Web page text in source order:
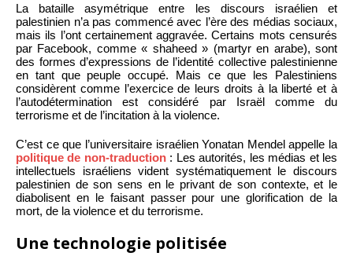
La bataille asymétrique entre les discours israélien et
palestinien n’a pas commencé avec l’ère des médias sociaux,
mais ils l’ont certainement aggravée. Certains mots censurés
par Facebook, comme « shaheed » (martyr en arabe), sont
des formes d’expressions de l’identité collective palestinienne
en tant que peuple occupé. Mais ce que les Palestiniens
considèrent comme l’exercice de leurs droits à la liberté et à
l’autodétermination est considéré par Israël comme du
terrorisme et de l’incitation à la violence.
C’est ce que l’universitaire israélien Yonatan Mendel appelle la
politique de non-traduction: Les autorités, les médias et les
intellectuels israéliens vident systématiquement le discours
palestinien de son sens en le privant de son contexte, et le
diabolisent en le faisant passer pour une glorification de la
mort, de la violence et du terrorisme.
Une technologie politisée